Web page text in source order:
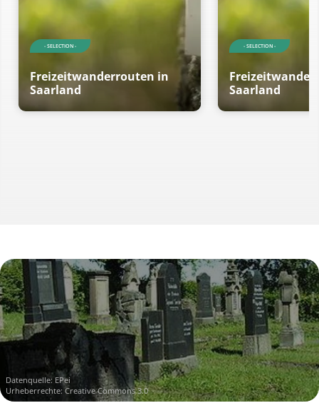
- SELECTION -
Freizeitwanderrouten in
Saarland
- SELECTION -
Saarland
Datenquelle: EPei
Urheberrechte: Creative Commons 3.0